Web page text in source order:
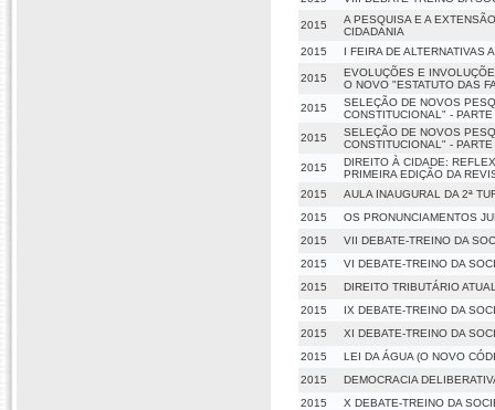
2015
A PESQUISA E A
CIDADANIA
2015
I FEIRA DE ALTERNATIVAS
2015
EVOLUÇÕES E
O NOVO "ESTATUTO DAS
2015
SELEÇÃO DE NOVOS
CONSTITUCIONAL" - PARTE
2015
SELEÇÃO DE NOVOS
CONSTITUCIONAL" - PARTE
2015
DIREITO À CIDADE:
PRIMEIRA EDIÇÃO DA
2015
AULA INAUGURAL DA 2ª
2015
OS PRONUNCIAMENTOS
2015
VII DEBATE-TREINO DA
2015
VI DEBATE-TREINO DA
2015
DIREITO TRIBUTÁRIO
2015
IX DEBATE-TREINO DA
2015
XI DEBATE-TREINO DA
2015
LEI DA ÁGUA (O NOVO
2015
DEMOCRACIA
2015
X DEBATE-TREINO DA